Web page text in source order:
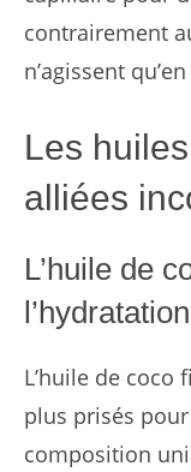
contrairement
n’agissent
Les
alliées
L’huile de
l’hydratation
L’huile de
plus prisés pour
composition